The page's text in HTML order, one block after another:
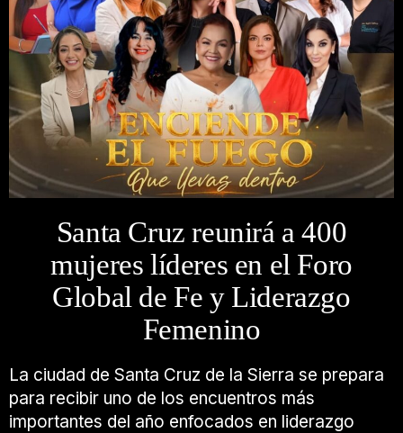
Santa Cruz reunirá a 400
mujeres líderes en el Foro
Global de Fe y Liderazgo
Femenino
La ciudad de Santa Cruz de la Sierra se prepara
para recibir uno de los encuentros más
importantes del año enfocados en liderazgo